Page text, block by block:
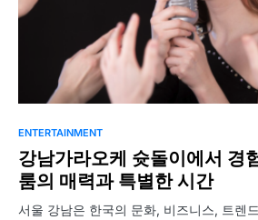
ENTERTAINMENT
강남가라오케 슛돌이에서 경
룸의 매력과 특별한 시간
서울 강남은 한국의 문화, 비즈니스, 트렌